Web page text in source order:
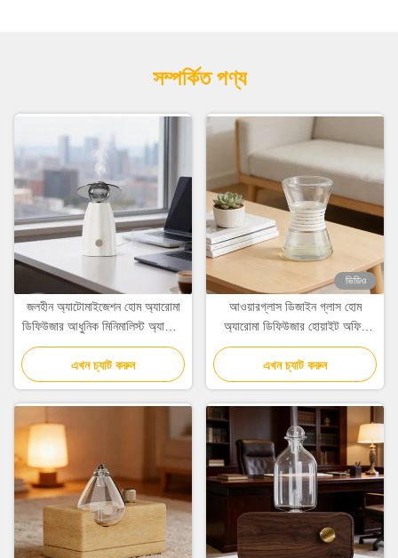
সম্পর্কিত পণ্য
জলহীন অ্যাটোমাইজেশন হোম অ্যারোমা
ডিফিউজার আধুনিক মিনিমালিস্ট অ্যারোমা
ডিফিউজার
এখন চ্যাট করুন
ভিডিও
আওয়ারগ্লাস ডিজাইন গ্লাস হোম
অ্যারোমা ডিফিউজার হোয়াইট অফিস
ফ্রেগ্রেন্স ডিফিউজার
এখন চ্যাট করুন